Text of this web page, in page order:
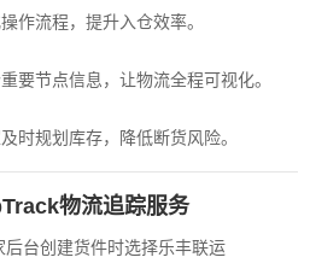
作流程，提升入仓效率。
要节点信息，让物流全程可视化。
时规划库存，降低断货风险。
物流追踪服务
后台创建货件时选择乐丰联运